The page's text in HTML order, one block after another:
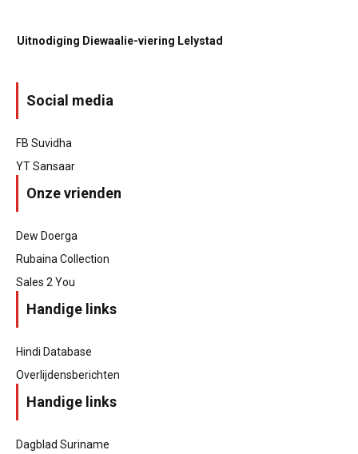
Uitnodiging Diewaalie-viering Lelystad
Social media
FB Suvidha
YT Sansaar
Onze vrienden
Dew Doerga
Rubaina Collection
Sales 2 You
Handige links
Hindi Database
Overlijdensberichten
Handige links
Dagblad Suriname